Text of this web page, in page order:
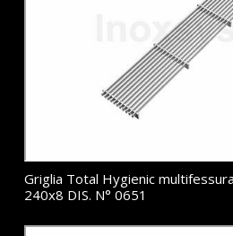
Griglia Total Hygienic
240x8 DIS. N° 0651